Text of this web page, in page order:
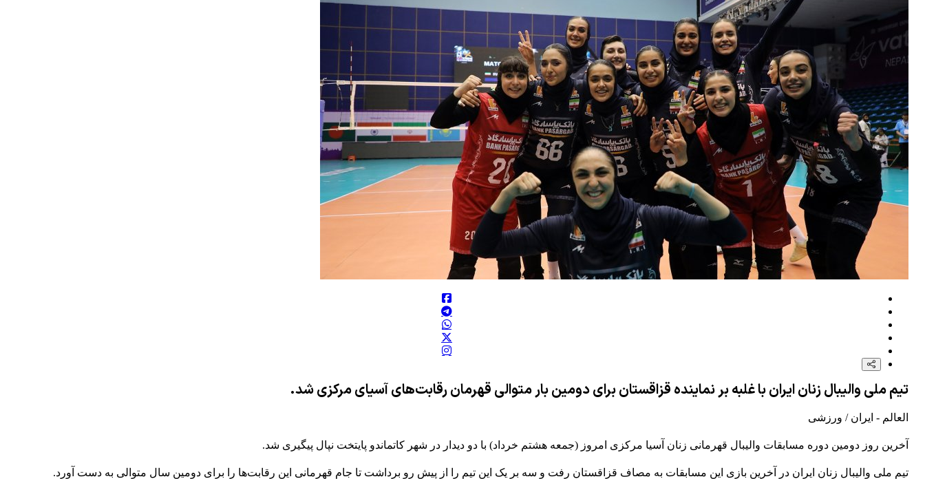
هدف قرار دادن خطوط لوله نفت جایگزین عربستان/ ارتش یمن عملیات خود را به شمال دریای سرخ منتقل کرد
شخصیت لبنانی خواستار توقف مذاکرات مستقیم با دشمن صهیونیستی شد
خشم ترامپ از گزارش‌های اتمام ذخایر مهمات آمریکا در جنگ با ایران
تیم ملی والیبال زنان ایران با غلبه بر نماینده قزاقستان برای دومین بار متوالی قهرمان رقابت‌های آسیای مرکزی شد.
العالم - ایران / ورزشی
آخرین روز دومین دوره مسابقات والیبال قهرمانی زنان آسیا مرکزی امروز (جمعه هشتم خرداد) با دو دیدار در شهر کاتماندو پایتخت نپال پیگیری شد.
تیم ملی والیبال زنان ایران در آخرین بازی این مسابقات به مصاف قزاقستان رفت و سه بر یک این تیم را از پیش رو برداشت تا جام قهرمانی این رقابت‌ها را برای دومین سال متوالی به دست آورد.